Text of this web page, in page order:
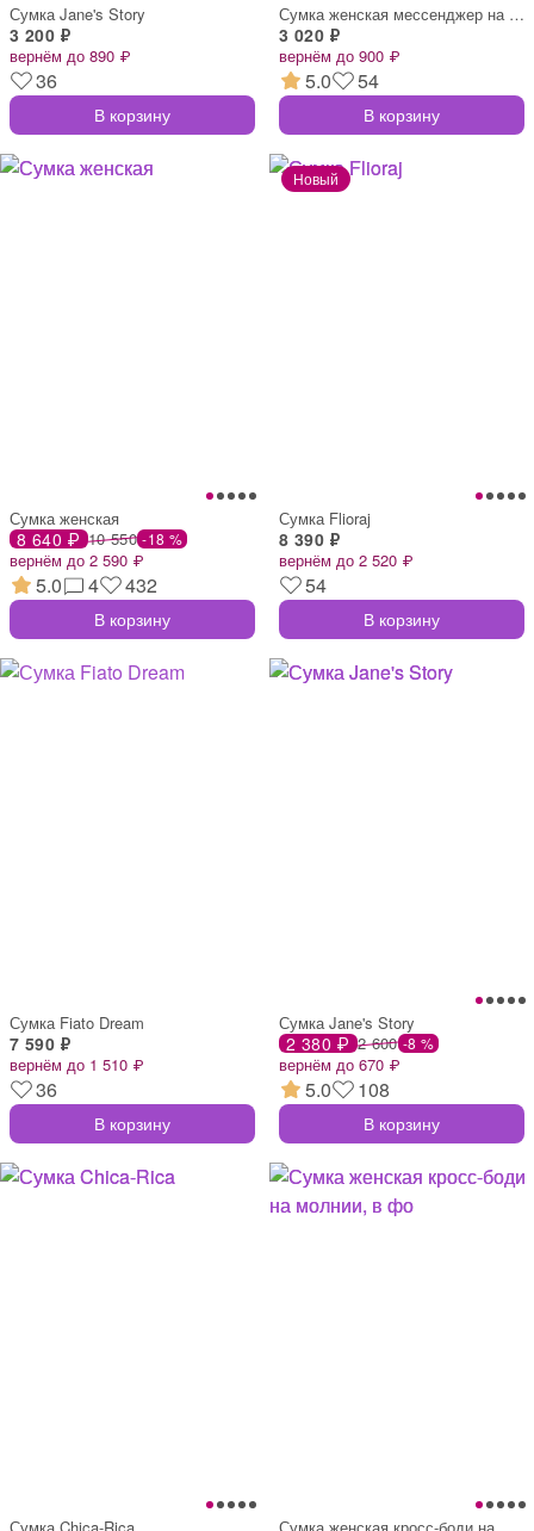
Сумка Jane's Story
3 200 ₽
вернём до 890 ₽
36
В корзину
Сумка женская мессенджер на клапане, 23×
3 020 ₽
вернём до 900 ₽
5.0 54
В корзину
Сумка женская
8 640 ₽ 10 550 -18 %
вернём до 2 590 ₽
5.0 4 432
В корзину
Сумка Flioraj
8 390 ₽
вернём до 2 520 ₽
54
В корзину
Сумка Fiato Dream
7 590 ₽
вернём до 1 510 ₽
36
В корзину
Сумка Jane's Story
2 380 ₽ 2 600 -8 %
вернём до 670 ₽
5.0 108
В корзину
Сумка Chica-Rica